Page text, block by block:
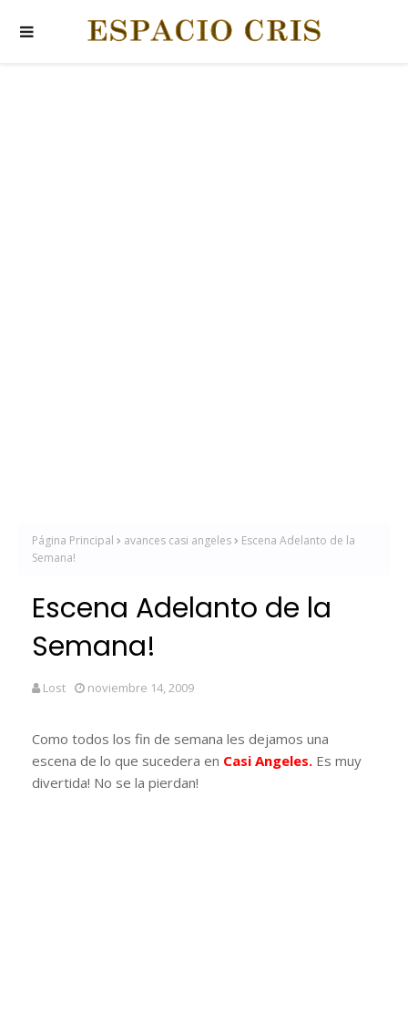
Página Principal avances casi angeles
Escena Adelanto de la
Semana!
Escena Adelanto de la
Semana!
Lost noviembre 14, 2009
Como todos los fin de semana les dejamos una
escena de lo que sucedera en Casi Angeles. Es muy
divertida! No se la pierdan!